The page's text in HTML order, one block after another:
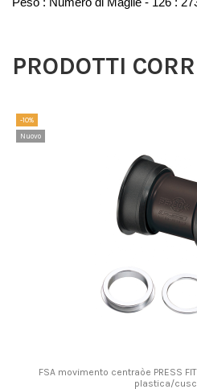
PRODOTTI
-10%
Nuovo
FSA movimento centraòe PRESS
plastica/